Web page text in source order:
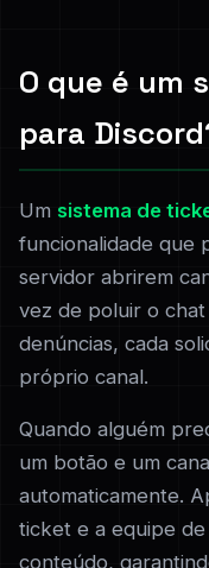
O que é um
para
Um sistema de
funcionalidade que
servidor abrirem
vez de poluir o
denúncias, cada
próprio canal.
Quando alguém
um botão e um
automaticamente.
ticket e a equipe
conteúdo,